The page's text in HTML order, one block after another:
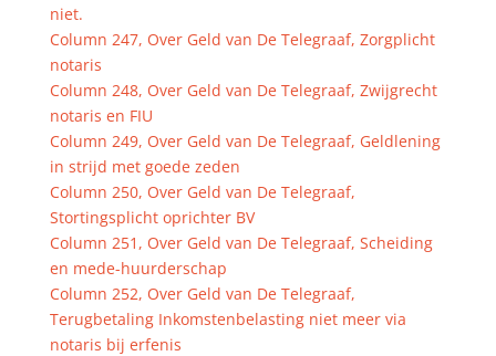
niet.
Column 247, Over Geld van De Telegraaf, Zorgplicht
notaris
Column 248, Over Geld van De Telegraaf, Zwijgrecht
notaris en FIU
Column 249, Over Geld van De Telegraaf, Geldlening
in strijd met goede zeden
Column 250, Over Geld van De Telegraaf,
Stortingsplicht oprichter BV
Column 251, Over Geld van De Telegraaf, Scheiding
en mede-huurderschap
Column 252, Over Geld van De Telegraaf,
Terugbetaling Inkomstenbelasting niet meer via
notaris bij erfenis